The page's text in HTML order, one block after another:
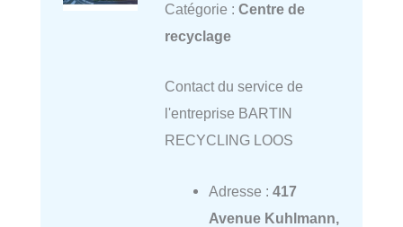
Catégorie : Centre de
recyclage
Contact du service de
l'entreprise BARTIN
RECYCLING LOOS
Adresse : 417
Avenue Kuhlmann,